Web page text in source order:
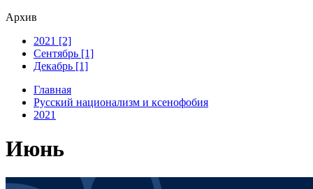
Архив
2021 [2]
Сентябрь [1]
Декабрь [1]
Главная
Русский национализм и ксенофобия
2021
Июнь